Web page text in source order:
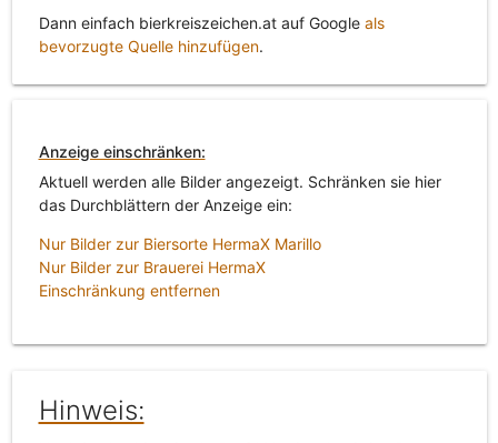
Dann einfach bierkreiszeichen.at auf Google als
bevorzugte Quelle hinzufügen.
Anzeige einschränken:
Aktuell werden alle Bilder angezeigt. Schränken sie hier
das Durchblättern der Anzeige ein:
Nur Bilder zur Biersorte HermaX Marillo
Nur Bilder zur Brauerei HermaX
Einschränkung entfernen
Hinweis: